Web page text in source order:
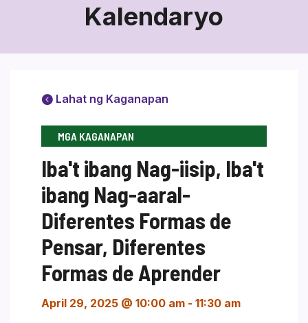
Kalendaryo
Lahat ng Kaganapan
MGA KAGANAPAN
Iba't ibang Nag-iisip, Iba't
ibang Nag-aaral-
Diferentes Formas de
Pensar, Diferentes
Formas de Aprender
April 29, 2025 @ 10:00 am - 11:30 am